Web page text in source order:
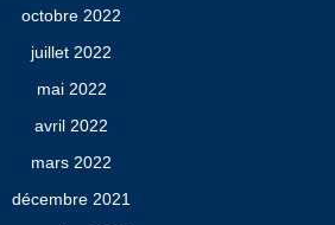
octobre 2022
juillet 2022
mai 2022
avril 2022
mars 2022
décembre 2021